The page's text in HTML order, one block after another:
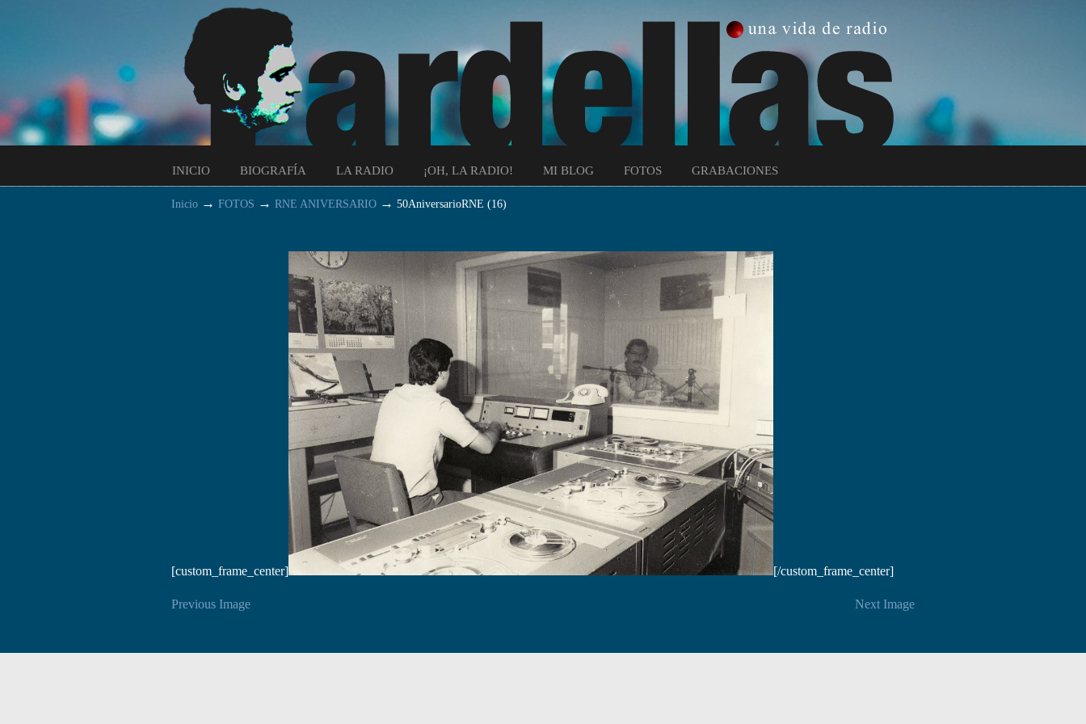
INICIO BIOGRAFÍA LA RADIO ¡OH, LA RADIO! MI BLOG FOTOS GRABACIONES
Inicio → FOTOS → RNE ANIVERSARIO → 50AniversarioRNE (16)
[custom_frame_center] [/custom_frame_center]
Previous Image Next Image